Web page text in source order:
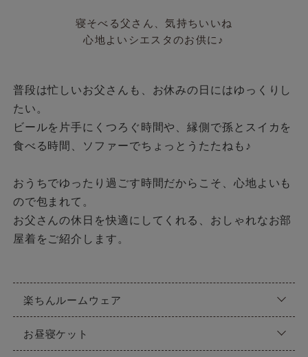
寝そべる父さん、気持ちいいね
心地よいシエスタのお供に♪
普段は忙しいお父さんも、お休みの日にはゆっくりし
たい。
ビールを片手にくつろぐ時間や、縁側で孫とスイカを
食べる時間、ソファーでちょっとうたたねも♪
おうちでゆったり過ごす時間だからこそ、心地よいも
ので包まれて。
お父さんの休日を快適にしてくれる、おしゃれなお部
屋着をご紹介します。
楽ちんルームウェア
お昼寝ケット